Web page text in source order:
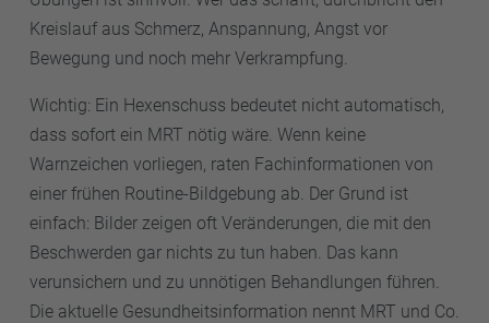
Kreislauf aus Schmerz, Anspannung, Angst vor
Bewegung und noch mehr Verkrampfung.
Wichtig: Ein Hexenschuss bedeutet nicht automatisch,
dass sofort ein MRT nötig wäre. Wenn keine
Warnzeichen vorliegen, raten Fachinformationen von
einer frühen Routine-Bildgebung ab. Der Grund ist
einfach: Bilder zeigen oft Veränderungen, die mit den
Beschwerden gar nichts zu tun haben. Das kann
verunsichern und zu unnötigen Behandlungen führen.
Die aktuelle Gesundheitsinformation nennt MRT und Co.